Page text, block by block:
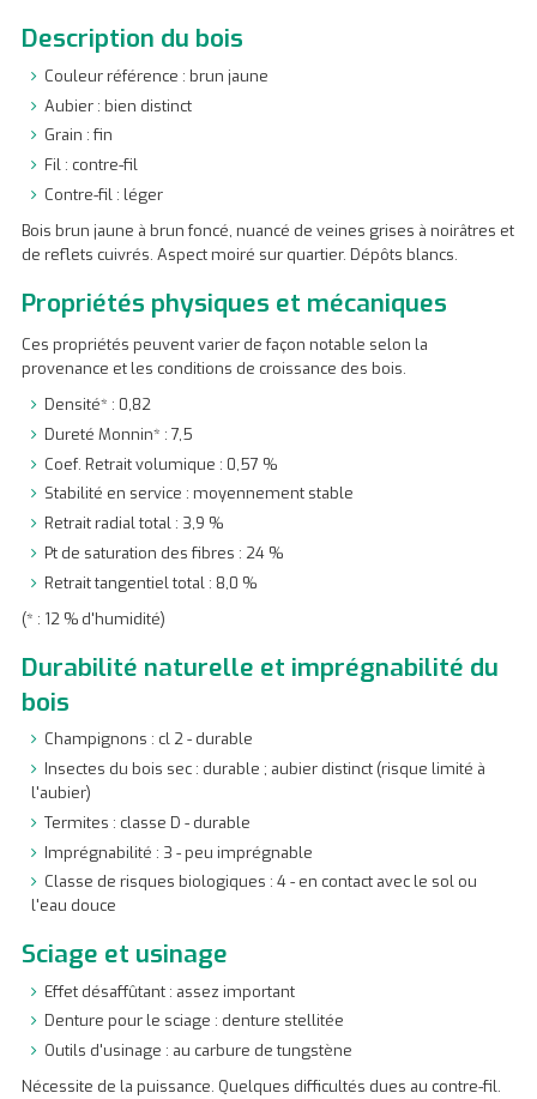
Description du bois
Couleur référence : brun jaune
Aubier : bien distinct
Grain : fin
Fil : contre-fil
Contre-fil : léger
Bois brun jaune à brun foncé, nuancé de veines grises à noirâtres et
de reflets cuivrés. Aspect moiré sur quartier. Dépôts blancs.
Propriétés physiques et mécaniques
Ces propriétés peuvent varier de façon notable selon la
provenance et les conditions de croissance des bois.
Densité* : 0,82
Dureté Monnin* : 7,5
Coef. Retrait volumique : 0,57 %
Stabilité en service : moyennement stable
Retrait radial total : 3,9 %
Pt de saturation des fibres : 24 %
Retrait tangentiel total : 8,0 %
(* : 12 % d'humidité)
Durabilité naturelle et imprégnabilité du
bois
Champignons : cl 2 - durable
Insectes du bois sec : durable ; aubier distinct (risque limité à
l'aubier)
Termites : classe D - durable
Imprégnabilité : 3 - peu imprégnable
Classe de risques biologiques : 4 - en contact avec le sol ou
l'eau douce
Sciage et usinage
Effet désaffûtant : assez important
Denture pour le sciage : denture stellitée
Outils d'usinage : au carbure de tungstène
Nécessite de la puissance. Quelques difficultés dues au contre-fil.